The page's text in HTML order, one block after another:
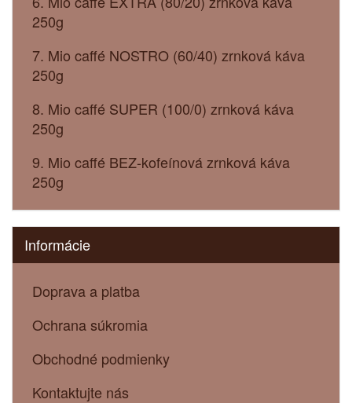
250g
7. Mio caffé NOSTRO (60/40) zrnková káva
250g
8. Mio caffé SUPER (100/0) zrnková káva
250g
9. Mio caffé BEZ-kofeínová zrnková káva
250g
Informácie
Doprava a platba
Ochrana súkromia
Obchodné podmienky
Kontaktujte nás